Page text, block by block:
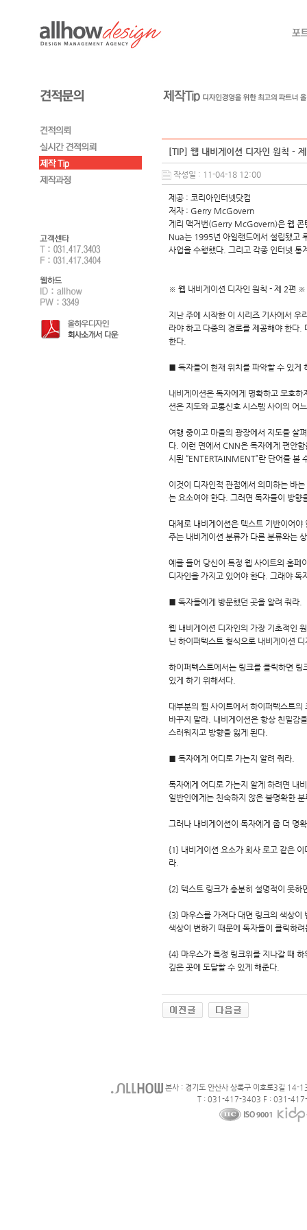
[TIP] 웹 내비게이션 디자인 원칙 -
작성일 : 11-04-18 12:00
제공 : 코리아인터넷닷컴
저자 : Gerry McGovern
게리 맥거번(Gerry McGovern)은 웹 콘
Nua는 1995년 아일랜드에서 설립됐고
사업을 수행했다. 그리고 각종 인터넷
※ 웹 내비게이션 디자인 원칙 - 제 2편 ※
지난 주에 시작한 이 시리즈 기사에서 우
라야 하고 다중의 경로를 제공해야 한다
한다.
■ 독자들이 현재 위치를 파악할 수 있게
내비게이션은 독자에게 명확하고 모호
션은 지도와 교통신호 시스템 사이의 어
여행 중이고 마을의 광장에서 지도를 살
다. 이런 면에서 CNN은 독자에게 편안
시된 “ENTERTAINMENT”란 단어를 볼
이것이 디자인적 관점에서 의미하는 바
는 요소여야 한다. 그러면 독자들이 방향
대체로 내비게이션은 텍스트 기반이어
주는 내비게이션 분류가 다른 분류와는
예를 들어 당신이 특정 웹 사이트의 홈페
디자인을 가지고 있어야 한다. 그래야
■ 독자들에게 방문했던 곳을 알려 줘라.
웹 내비게이션 디자인의 가장 기초적인
닌 하이퍼텍스트 형식으로 내비게이션
하이퍼텍스트에서는 링크를 클릭하면
있게 하기 위해서다.
대부분의 웹 사이트에서 하이퍼텍스트
바꾸지 말라. 내비게이션은 항상 친밀감
스러워지고 방향을 잃게 된다.
■ 독자에게 어디로 가는지 알려 줘라.
독자에게 어디로 가는지 알게 하려면 내
일반인에게는 친숙하지 않은 불명확한
그러나 내비게이션이 독자에게 좀 더 명
{1} 내비게이션 요소가 회사 로고 같은
라.
{2} 텍스트 링크가 충분히 설명적이 못
{3} 마우스를 가져다 대면 링크의 색상이
색상이 변하기 때문에 독자들이 클릭하
{4} 마우스가 특정 링크위를 지나갈 때
깊은 곳에 도달할 수 있게 해준다.
본사 : 경기도 안산사 상록구 이호로3길 14-
T : 031-417-3403 F : 031-